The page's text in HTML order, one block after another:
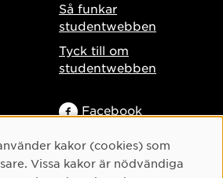
Så funkar
studentwebben
Tyck till om
studentwebben
Facebook
TikTok
kakor (cookies) som
Vissa kakor är nödvändiga